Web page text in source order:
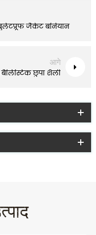
जैकेट बनियान
आगे
छुपा शैली